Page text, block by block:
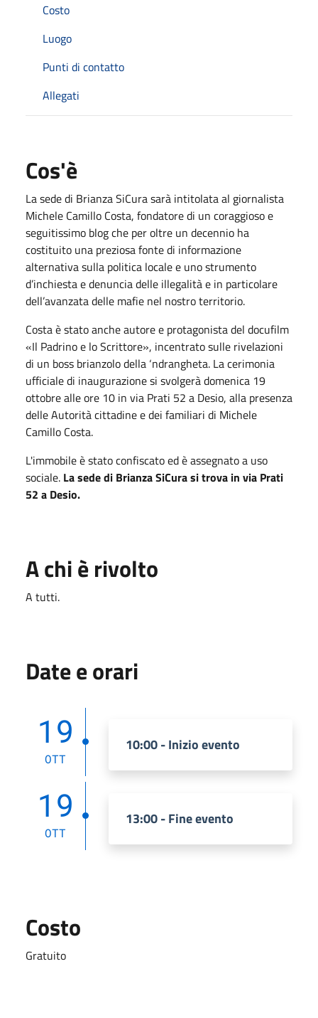
Costo
Luogo
Punti di contatto
Allegati
Cos'è
La sede di Brianza SiCura sarà intitolata al giornalista
Michele Camillo Costa, fondatore di un coraggioso e
seguitissimo blog che per oltre un decennio ha
costituito una preziosa fonte di informazione
alternativa sulla politica locale e uno strumento
d’inchiesta e denuncia delle illegalità e in particolare
dell’avanzata delle mafie nel nostro territorio.
Costa è stato anche autore e protagonista del docufilm
«Il Padrino e lo Scrittore», incentrato sulle rivelazioni
di un boss brianzolo della ‘ndrangheta. La cerimonia
ufficiale di inaugurazione si svolgerà domenica 19
ottobre alle ore 10 in via Prati 52 a Desio, alla presenza
delle Autorità cittadine e dei familiari di Michele
Camillo Costa.
L'immobile è stato confiscato ed è assegnato a uso
sociale. La sede di Brianza SiCura si trova in via Prati
52 a Desio.
A chi è rivolto
A tutti.
Date e orari
19
OTT
10:00 - Inizio evento
19
OTT
13:00 - Fine evento
Costo
Gratuito